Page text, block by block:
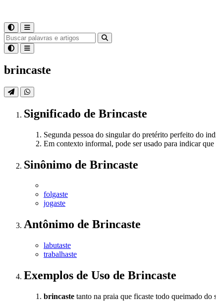
brincaste
Significado de Brincaste
Segunda pessoa do singular do pretérito perfeito do
Em contexto informal, pode ser usado para indicar
Sinônimo de Brincaste
folgaste
jogaste
Antônimo de Brincaste
labutaste
trabalhaste
Exemplos de Uso de Brincaste
brincaste tanto na praia que ficaste todo queimado do